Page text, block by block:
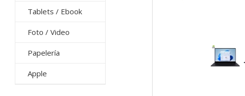
Tablets / Ebook
Foto / Video
Papelería
Apple